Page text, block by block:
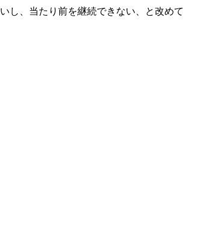
し、当たり前を継続できない、と改めて